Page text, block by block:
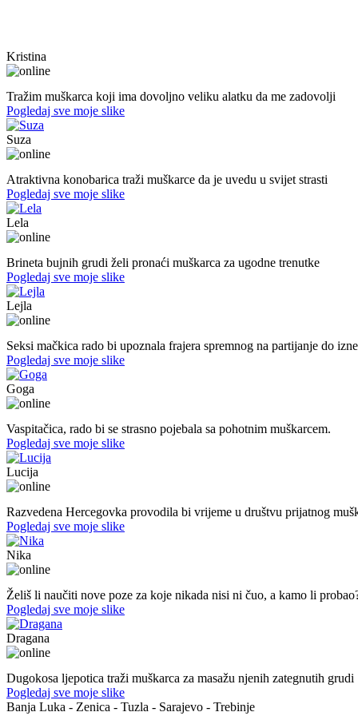
Kristina
Tražim muškarca koji ima dovoljno veliku alatku da me zadovolji
Pogledaj sve moje slike
Suza
Atraktivna konobarica traži muškarce da je uvedu u svijet strasti
Pogledaj sve moje slike
Lela
Brineta bujnih grudi želi pronaći muškarca za ugodne trenutke
Pogledaj sve moje slike
Lejla
Seksi mačkica rado bi upoznala frajera spremnog na partijanje do
Pogledaj sve moje slike
Goga
Vaspitačica, rado bi se strasno pojebala sa pohotnim muškarcem.
Pogledaj sve moje slike
Lucija
Razvedena Hercegovka provodila bi vrijeme u društvu prijatnog
Pogledaj sve moje slike
Nika
Želiš li naučiti nove poze za koje nikada nisi ni čuo, a kamo li
Pogledaj sve moje slike
Dragana
Dugokosa ljepotica traži muškarca za masažu njenih zategnutih grudi
Pogledaj sve moje slike
Banja Luka - Zenica - Tuzla - Sarajevo - Trebinje